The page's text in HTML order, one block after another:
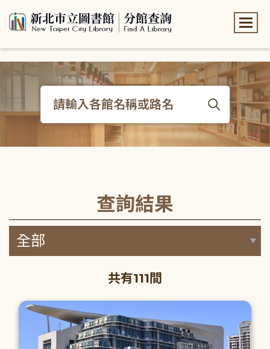
查詢結果
共有111間